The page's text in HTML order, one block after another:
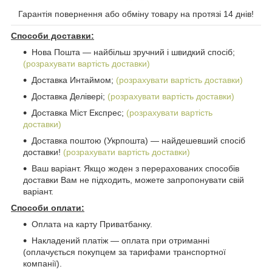
Гарантія повернення або обміну товару на протязі 14 днів!
Способи доставки:
Нова Пошта ― найбільш зручний і швидкий спосіб;
(розрахувати вартість доставки)
Доставка Интаймом; (розрахувати вартість доставки)
Доставка Делівері; (розрахувати вартість доставки)
Доставка Міст Експрес; (розрахувати вартість
доставки)
Доставка поштою (Укрпошта) ― найдешевший спосіб
доставки! (розрахувати вартість доставки)
Ваш варіант. Якщо жоден з перерахованих способів
доставки Вам не підходить, можете запропонувати свій
варіант.
Способи оплати:
Оплата на карту Приватбанку.
Накладений платіж ― оплата при отриманні
(оплачується покупцем за тарифами транспортної
компанії).